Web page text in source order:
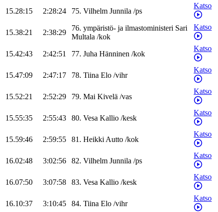
15.28:15 2:28:24 75. Vilhelm Junnila /ps
Katso
15.38:21 2:38:29
76. ympäristö- ja ilmastoministeri Sari
Multala /kok
Katso
15.42:43 2:42:51 77. Juha Hänninen /kok
Katso
15.47:09 2:47:17 78. Tiina Elo /vihr
Katso
15.52:21 2:52:29 79. Mai Kivelä /vas
Katso
15.55:35 2:55:43 80. Vesa Kallio /kesk
Katso
15.59:46 2:59:55 81. HeikkiAutto /kok
Katso
16.02:48 3:02:56 82. Vilhelm Junnila /ps
Katso
16.07:50 3:07:58 83. Vesa Kallio /kesk
Katso
16.10:37 3:10:45 84. Tiina Elo /vihr
Katso